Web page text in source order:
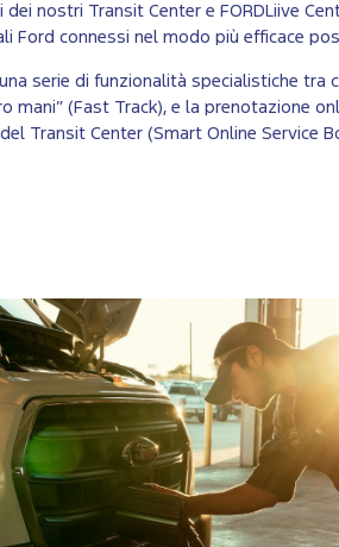
nostri Transit Center e FORDLiive
Ford connessi nel modo più efficace
serie di funzionalità specialistiche tra
mani” (Fast Track), e la prenotazione
Transit Center (Smart Online Service